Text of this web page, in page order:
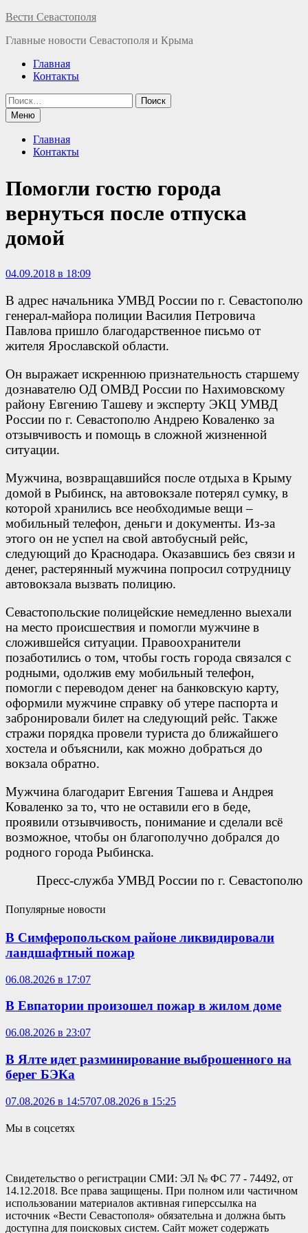
Перейти
содержимому
Вести Севастополя
Главные новости Севастополя и Крыма
Главная
Контакты
Найти:
Меню
Главная
Контакты
Помогли гостю города
вернуться после отпуска
домой
04.09.2018 в 18:09
В адрес начальника УМВД России по г. Севастополю
генерал-майора полиции Василия Петровича
Павлова пришло благодарственное письмо от
жителя Ярославской области.
Он выражает искреннюю признательность старшему
дознавателю ОД ОМВД России по Нахимовскому
району Евгению Ташеву и эксперту ЭКЦ УМВД
России по г. Севастополю Андрею Коваленко за
отзывчивость и помощь в сложной жизненной
ситуации.
Мужчина, возвращавшийся после отдыха в Крыму
домой в Рыбинск, на автовокзале потерял сумку, в
которой хранились все необходимые вещи –
мобильный телефон, деньги и документы. Из-за
этого он не успел на свой автобусный рейс,
следующий до Краснодара. Оказавшись без связи и
денег, растерянный мужчина попросил сотрудницу
автовокзала вызвать полицию.
Севастопольские полицейские немедленно выехали
на место происшествия и помогли мужчине в
сложившейся ситуации. Правоохранители
позаботились о том, чтобы гость города связался с
родными, одолжив ему мобильный телефон,
помогли с переводом денег на банковскую карту,
оформили мужчине справку об утере паспорта и
забронировали билет на следующий рейс. Также
стражи порядка провели туриста до ближайшего
хостела и объяснили, как можно добраться до
вокзала обратно.
Мужчина благодарит Евгения Ташева и Андрея
Коваленко за то, что не оставили его в беде,
проявили отзывчивость, понимание и сделали всё
возможное, чтобы он благополучно добрался до
родного города Рыбинска.
Пресс-служба УМВД России по г. Севастополю
Популярные новости
В Симферопольском районе ликвидировали
ландшафтный пожар
06.08.2026 в 17:07
В Евпатории произошел пожар в жилом доме
06.08.2026 в 23:07
В Ялте идет разминирование выброшенного на
берег БЭКа
07.08.2026 в 14:5707.08.2026 в 15:25
Мы в соцсетях
Свидетельство о регистрации СМИ: ЭЛ № ФС 77 - 74492, от
14.12.2018. Все права защищены. При полном или частичном
использовании материалов активная гиперссылка на
источник «Вести Севастополя» обязательна и должна быть
доступна для поисковых систем. Сайт может содержать